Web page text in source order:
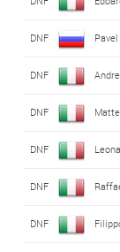
DNF
DNF
DNF
DNF
DNF
DNF